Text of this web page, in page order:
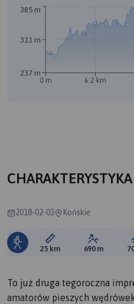
B
0 m 6.2 km
237 m
311 m
385 m
2018-02-03 Końskie
Długość trasy:
25 km Suma
690 m
To już druga tegoroczna
amatorów pieszych